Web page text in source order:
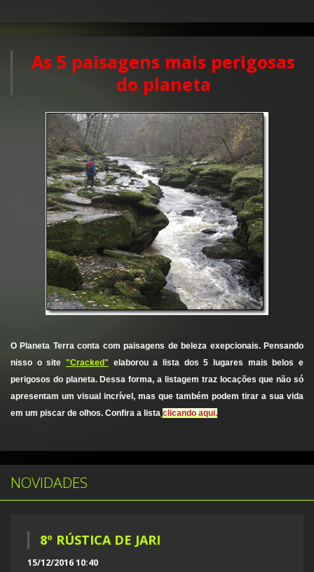
As 5 paisagens mais perigosas
do planeta
O Planeta Terra conta com paisagens de beleza exepcionais. Pensando
nisso o site "Cracked" elaborou a lista dos 5 lugares mais belos e
perigosos do planeta. Dessa forma, a listagem traz locações que não só
apresentam um visual incrível, mas que também podem tirar a sua vida
em um piscar de olhos. Confira a lista clicando aqui.
NOVIDADES
8º RÚSTICA DE JARI
15/12/2016 10:40